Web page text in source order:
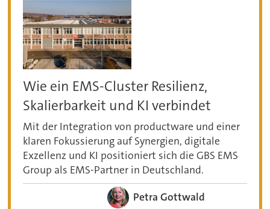
Wie ein EMS-Cluster Resilienz,
Skalierbarkeit und KI verbindet
Mit der Integration von productware und einer
klaren Fokussierung auf Synergien, digitale
Exzellenz und KI positioniert sich die GBS EMS
Group als EMS-Partner in Deutschland.
Petra Gottwald